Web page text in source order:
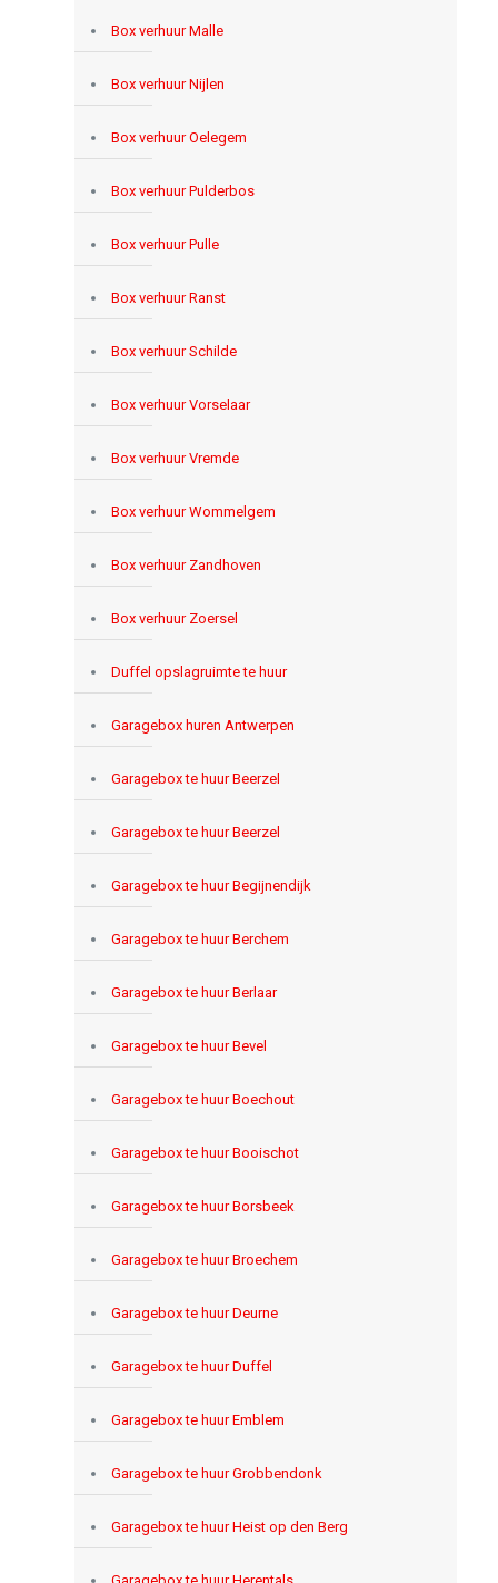
Box verhuur Malle
Box verhuur Nijlen
Box verhuur Oelegem
Box verhuur Pulderbos
Box verhuur Pulle
Box verhuur Ranst
Box verhuur Schilde
Box verhuur Vorselaar
Box verhuur Vremde
Box verhuur Wommelgem
Box verhuur Zandhoven
Box verhuur Zoersel
Duffel opslagruimte te huur
Garagebox huren Antwerpen
Garagebox te huur Beerzel
Garagebox te huur Beerzel
Garagebox te huur Begijnendijk
Garagebox te huur Berchem
Garagebox te huur Berlaar
Garagebox te huur Bevel
Garagebox te huur Boechout
Garagebox te huur Booischot
Garagebox te huur Borsbeek
Garagebox te huur Broechem
Garagebox te huur Deurne
Garagebox te huur Duffel
Garagebox te huur Emblem
Garagebox te huur Grobbendonk
Garagebox te huur Heist op den Berg